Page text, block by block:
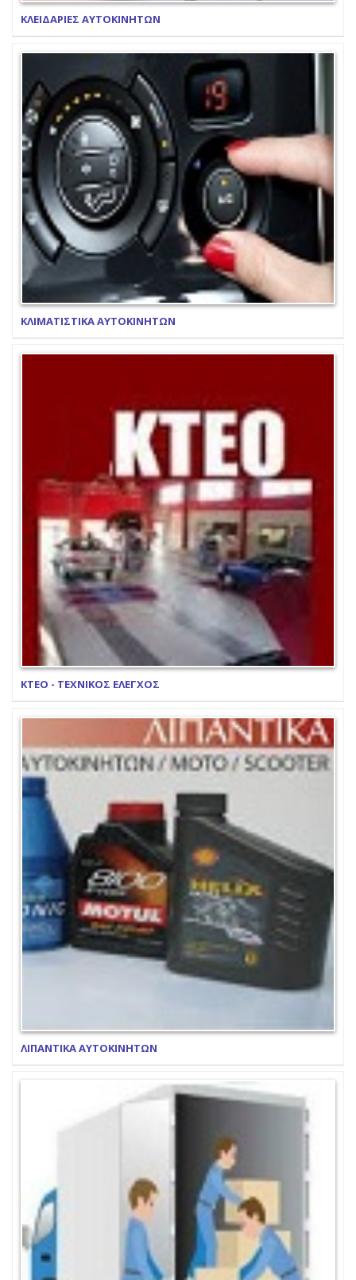
ΚΛΕΙΔΑΡΙΕΣ ΑΥΤΟΚΙΝΗΤΩΝ
ΚΛΙΜΑΤΙΣΤΙΚΑ ΑΥΤΟΚΙΝΗΤΩΝ
ΚΤΕΟ - ΤΕΧΝΙΚΟΣ ΕΛΕΓΧΟΣ
ΛΙΠΑΝΤΙΚΑ ΑΥΤΟΚΙΝΗΤΩΝ